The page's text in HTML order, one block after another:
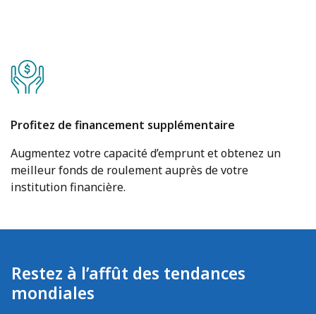
Profitez de financement supplémentaire
Augmentez votre capacité d’emprunt et obtenez un
meilleur fonds de roulement auprès de votre
institution financière.
Restez à l’affût des tendances
mondiales